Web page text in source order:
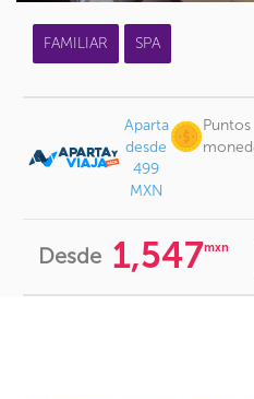
FAMILIAR SPA
Aparta
desde
499
MXN
Puntos
Desde 1,547mxn